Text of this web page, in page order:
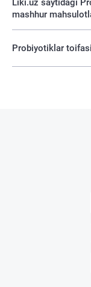
Liki.uz saytidagi
mashhur
Probiyotiklar